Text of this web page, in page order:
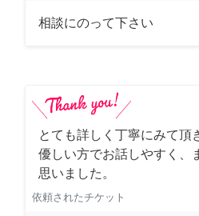
相談にのって下さい
とても詳しく丁寧にみて頂
優しい方でお話しやすく、
思いました。
依頼されたチケット